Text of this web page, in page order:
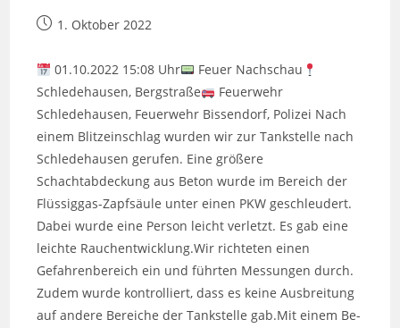
Beitrag1. Oktober 2022
01.10.2022 15:08 Uhr
Feuer Nachschau
Schledehausen, Bergstraße
Feuerwehr
Schledehausen, Feuerwehr Bissendorf, Polizei Nach
einem Blitzeinschlag wurden wir zur Tankstelle nach
Schledehausen gerufen. Eine größere
Schachtabdeckung aus Beton wurde im Bereich der
Flüssiggas-Zapfsäule unter einen PKW geschleudert.
Dabei wurde eine Person leicht verletzt. Es gab eine
leichte Rauchentwicklung.Wir richteten einen
Gefahrenbereich ein und führten Messungen durch.
Zudem wurde kontrolliert, dass es keine Ausbreitung
auf andere Bereiche der Tankstelle gab.Mit einem Be-